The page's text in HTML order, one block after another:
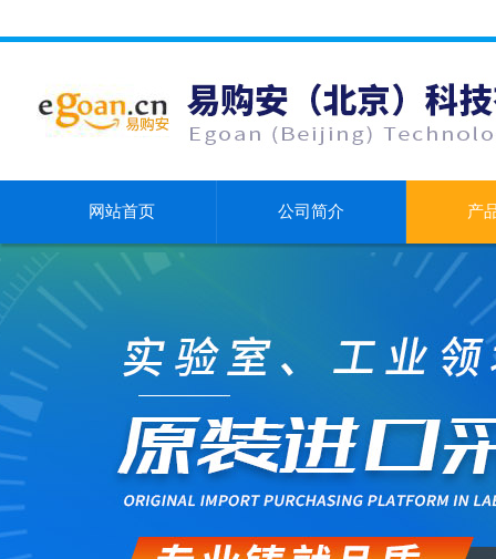
网站首页 公司简介 产